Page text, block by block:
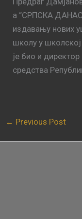
а “СРПСКА
издавању нових
школу у
је био и
средства
← Previous Post